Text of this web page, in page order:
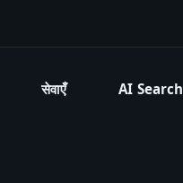
सेवाएँ AI Search